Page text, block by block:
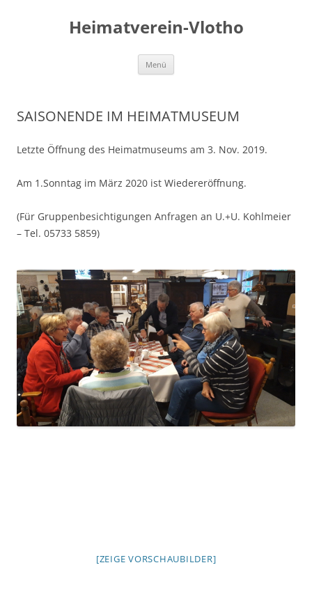
Heimatverein-Vlotho
Menü
SAISONENDE IM HEIMATMUSEUM
Letzte Öffnung des Heimatmuseums am 3. Nov. 2019.
Am 1.Sonntag im März 2020 ist Wiedereröffnung.
(Für Gruppenbesichtigungen Anfragen an U.+U. Kohlmeier
– Tel. 05733 5859)
[ZEIGE VORSCHAUBILDER]